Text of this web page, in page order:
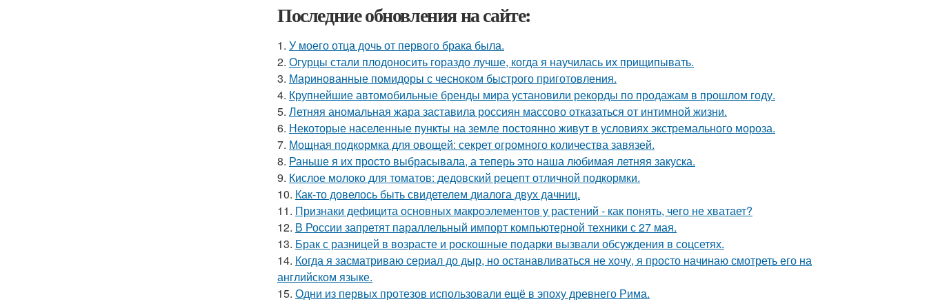
Последние обновления на сайте:
1. У моего отца дочь от первого брака была.
2. Огурцы стали плодоносить гораздо лучше, когда я научилась их прищипывать.
3. Маринованные помидоры с чесноком быстрого приготовления.
4. Крупнейшие автомобильные бренды мира установили рекорды по продажам в прошлом году.
5. Летняя аномальная жара заставила россиян массово отказаться от интимной жизни.
6. Некоторые населенные пункты на земле постоянно живут в условиях экстремального мороза.
7. Мощная подкормка для овощей: секрет огромного количества завязей.
8. Раньше я их просто выбрасывала, а теперь это наша любимая летняя закуска.
9. Кислое молоко для томатов: дедовский рецепт отличной подкормки.
10. Как-то довелось быть свидетелем диалога двух дачниц.
11. Признаки дефицита основных макроэлементов у растений - как понять, чего не хватает?
12. В России запретят параллельный импорт компьютерной техники с 27 мая.
13. Брак с разницей в возрасте и роскошные подарки вызвали обсуждения в соцсетях.
14. Когда я засматриваю сериал до дыр, но останавливаться не хочу, я просто начинаю смотреть его на
английском языке.
15. Одни из первых протезов использовали ещё в эпоху древнего Рима.